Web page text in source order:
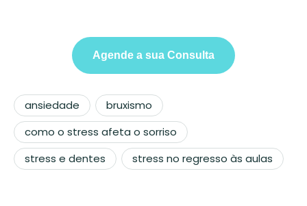
Agende a sua Consulta
ansiedade
bruxismo
como o stress afeta o sorriso
stress e dentes
stress no regresso às aulas